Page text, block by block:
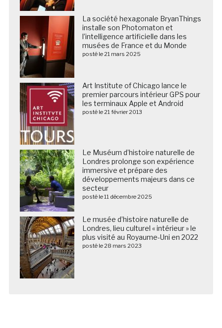
La société hexagonale BryanThings
installe son Photomaton et
l’intelligence artificielle dans les
musées de France et du Monde
posté le 21 mars 2025
Art Institute of Chicago lance le
premier parcours intérieur GPS pour
les terminaux Apple et Android
posté le 21 février 2013
Le Muséum d’histoire naturelle de
Londres prolonge son expérience
immersive et prépare des
développements majeurs dans ce
secteur
posté le 11 décembre 2025
Le musée d’histoire naturelle de
Londres, lieu culturel « intérieur » le
plus visité au Royaume-Uni en 2022
posté le 28 mars 2023